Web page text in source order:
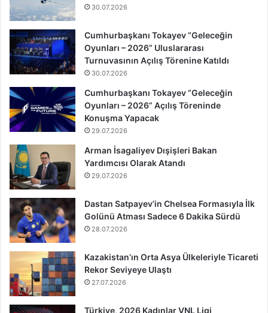
30.07.2026
Cumhurbaşkanı Tokayev “Geleceğin
Oyunları – 2026” Uluslararası
Turnuvasının Açılış Törenine Katıldı
30.07.2026
Cumhurbaşkanı Tokayev “Geleceğin
Oyunları – 2026” Açılış Töreninde
Konuşma Yapacak
29.07.2026
Arman İsagaliyev Dışişleri Bakan
Yardımcısı Olarak Atandı
29.07.2026
Dastan Satpayev’in Chelsea Formasıyla İlk
Golünü Atması Sadece 6 Dakika Sürdü
28.07.2026
Kazakistan’ın Orta Asya Ülkeleriyle Ticareti
Rekor Seviyeye Ulaştı
27.07.2026
Türkiye, 2026 Kadınlar VNL Ligi